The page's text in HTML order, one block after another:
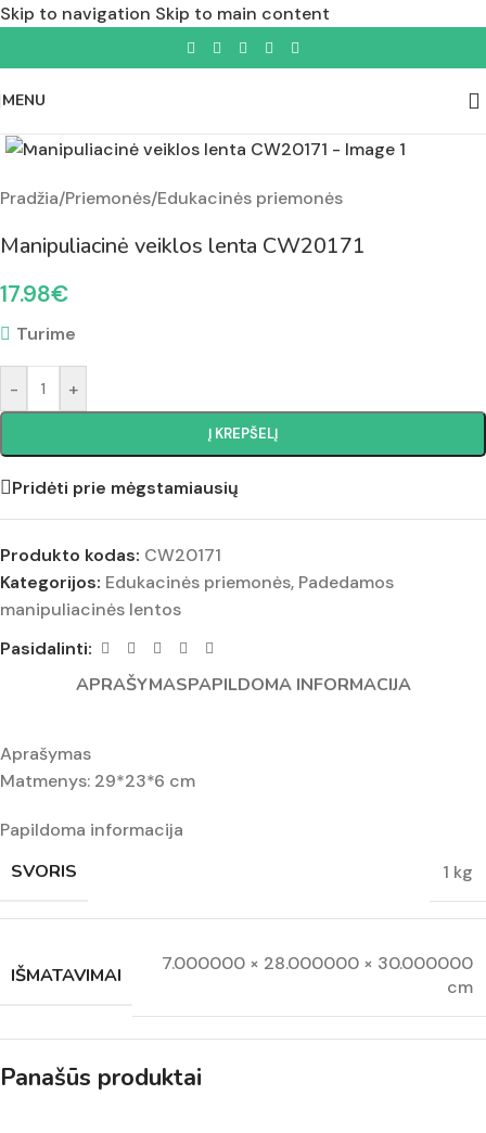
Skip to navigation Skip to main content
MENU
Pradžia/Priemonės/Edukacinės priemonės
Manipuliacinė veiklos lenta CW20171
17.98€
Turime
- +
Į KREPŠELĮ
Pridėti prie mėgstamiausių
Produkto kodas: CW20171
Kategorijos: Edukacinės priemonės, Padedamos
manipuliacinės lentos
Pasidalinti:
APRAŠYMASPAPILDOMA INFORMACIJA
Aprašymas
Matmenys: 29*23*6 cm
Papildoma informacija
SVORIS 1 kg
IŠMATAVIMAI
7.000000 × 28.000000 × 30.000000
cm
Panašūs produktai